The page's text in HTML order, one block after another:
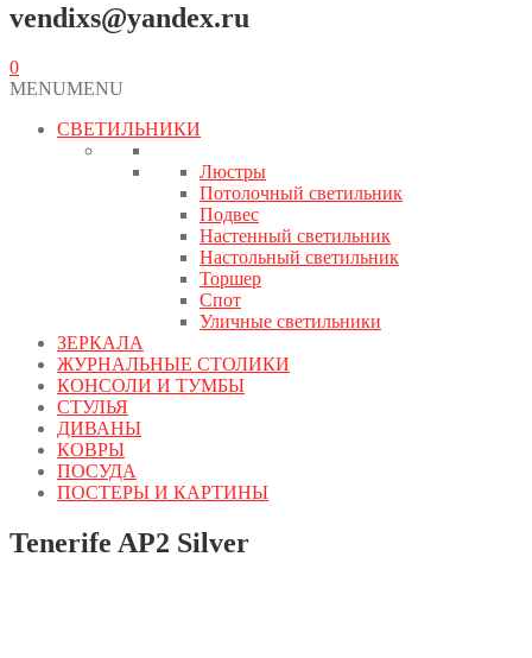
vendixs@yandex.ru
0
MENUMENU
СВЕТИЛЬНИКИ
Люстры
Потолочный светильник
Подвес
Настенный светильник
Настольный светильник
Торшер
Спот
Уличные светильники
ЗЕРКАЛА
ЖУРНАЛЬНЫЕ СТОЛИКИ
КОНСОЛИ И ТУМБЫ
СТУЛЬЯ
ДИВАНЫ
КОВРЫ
ПОСУДА
ПОСТЕРЫ И КАРТИНЫ
Tenerife AP2 Silver